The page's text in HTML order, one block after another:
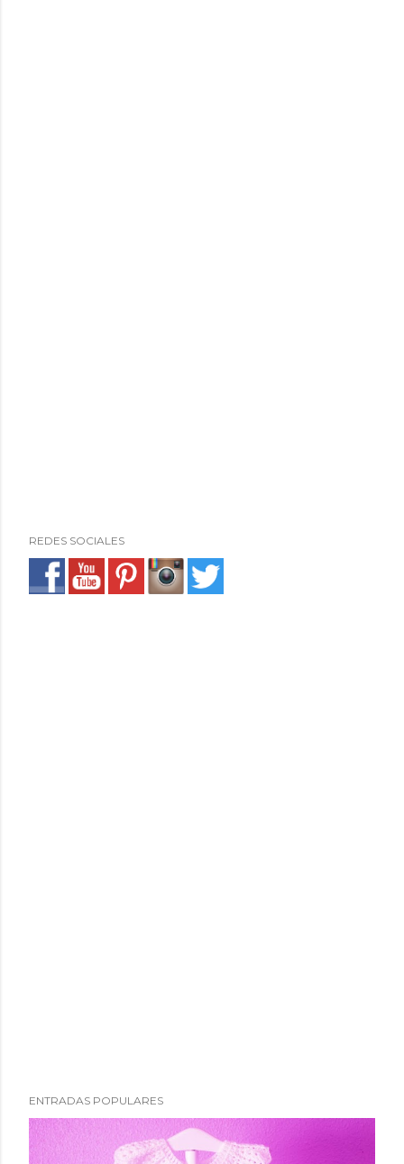
REDES SOCIALES
ENTRADAS POPULARES